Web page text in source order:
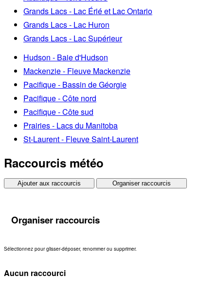
Grands Lacs - Lac Érié et Lac Ontario
Grands Lacs - Lac Huron
Grands Lacs - Lac Supérieur
Hudson - Baie d'Hudson
Mackenzie - Fleuve Mackenzie
Pacifique - Bassin de Géorgie
Pacifique - Côte nord
Pacifique - Côte sud
Prairies - Lacs du Manitoba
St-Laurent - Fleuve Saint-Laurent
Raccourcis météo
Ajouter aux raccourcis Organiser raccourcis
Organiser raccourcis
Sélectionnez pour glisser-déposer, renommer ou supprimer.
Aucun raccourci